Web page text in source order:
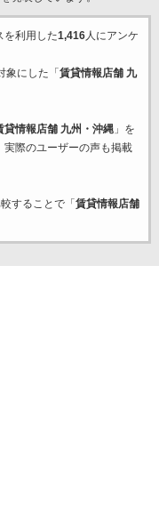
を利用した1,416人にアンケ
象にした「 賃貸情報店舗 九
貸情報店舗 九州・沖縄」を
際のユーザーの声も掲載
することで「 賃貸情報店舗